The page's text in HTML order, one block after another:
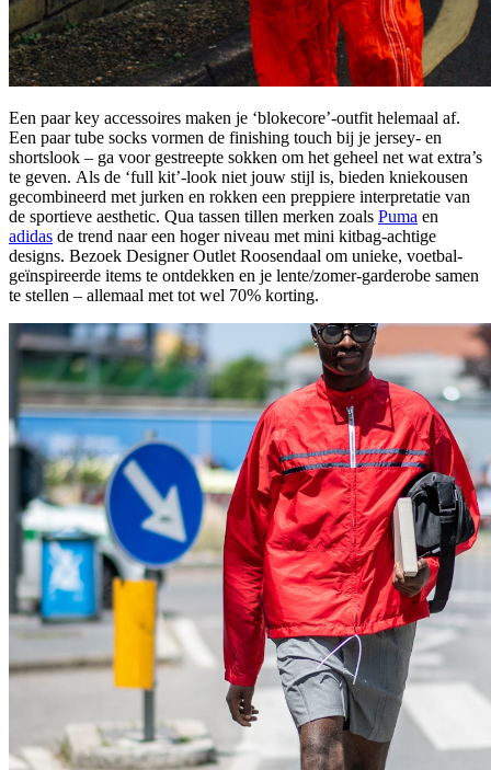
Een paar key accessoires maken je ‘blokecore’-outfit helemaal af.
Een paar tube socks vormen de finishing touch bij je jersey- en
shortslook – ga voor gestreepte sokken om het geheel net wat extra’s
te geven. Als de ‘full kit’-look niet jouw stijl is, bieden kniekousen
gecombineerd met jurken en rokken een preppiere interpretatie van
de sportieve aesthetic. Qua tassen tillen merken zoals Puma en
adidas de trend naar een hoger niveau met mini kitbag-achtige
designs. Bezoek Designer Outlet Roosendaal om unieke, voetbal-
geïnspireerde items te ontdekken en je lente/zomer-garderobe samen
te stellen – allemaal met tot wel 70% korting.